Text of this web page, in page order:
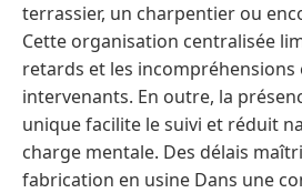
terrassier, un charpentier ou
Cette organisation centralisée
retards et les incompréhensions
intervenants. En outre, la
unique facilite le suivi et réduit
charge mentale. Des délais
fabrication en usine Dans une